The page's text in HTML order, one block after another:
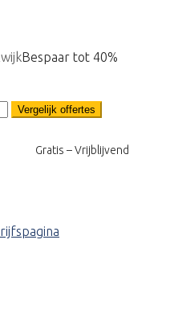
Bespaar tot 40%
Vergelijk offertes
Gratis – Vrijblijvend